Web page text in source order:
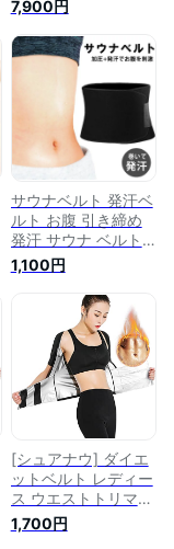
発熱 腰サポーター
ダイエット器具 お腹
周り 加熱 振動 ヒー
ター ストレス解消
腰の痛み 緩和 改善
温め 電動腰ベルト
簡単操作 贈り物 健
康母の日 新生活家電
7,900円
サウナベルト 発汗ベ
ルト お腹 引き締め
発汗 サウナ ベルト
シェイプアップベル
ト お腹周り ウエス
ト くびれ ぽっこり
腹巻き 腰 サポータ
ー 男性 女性
1,100円
[シュアナウ] ダイエ
ットベルト レディー
ス ウエストトリマー
ベルト 発汗 加圧ベ
ルト 腰用サポーター
1,700円